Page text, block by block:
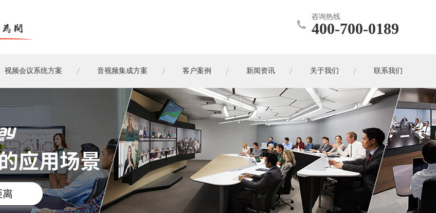
咨询热线
400-700-0189
视频会议系统方案 音视频集成方案 客户案例 新闻资讯 关于我们 联系我们